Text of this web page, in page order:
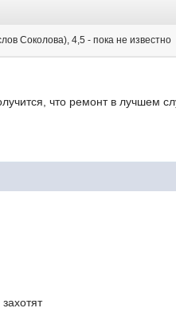
Соколова), 4,5 - пока не известно
что ремонт в лучшем